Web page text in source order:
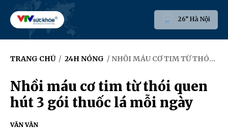
26° Hà Nội
TRANG CHỦ / 24H NÓNG / NHỒI MÁU CƠ TIM TỪ THÓI QUEN HÚT 3 GÓI THUỐC LÁ MỖI NGÀY
Nhồi máu cơ tim từ thói quen
hút 3 gói thuốc lá mỗi ngày
VĂN VĂN